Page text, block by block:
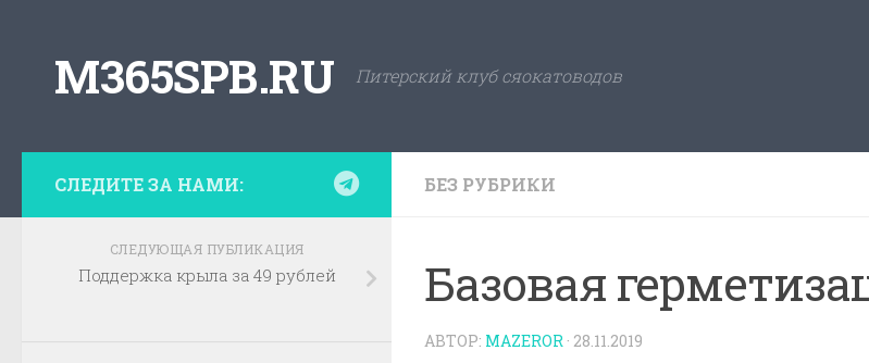
M365SPB.RU Питерский клуб сяокатоводов
БЕЗ РУБРИКИ
Базовая
АВТОР: MAZEROR · 28.11.2019
СЛЕДИТЕ ЗА НАМИ:
СЛЕДУЮЩАЯ ПУБЛИКАЦИЯ
Поддержка крыла за 49 рублей